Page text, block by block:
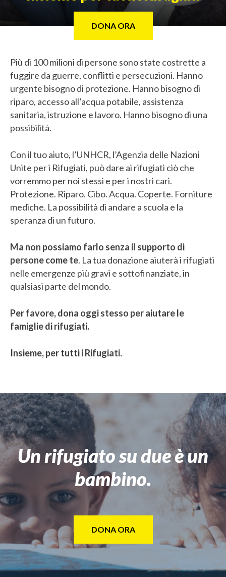
DONA ORA
Più di 100 milioni di persone sono state costrette a
fuggire da guerre, conflitti e persecuzioni. Hanno
urgente bisogno di protezione. Hanno bisogno di
riparo, accesso all’acqua potabile, assistenza
sanitaria, istruzione e lavoro. Hanno bisogno di una
possibilità.
Con il tuo aiuto, l’UNHCR, l’Agenzia delle Nazioni
Unite per i Rifugiati, può dare ai rifugiati ciò che
vorremmo per noi stessi e per i nostri cari.
Protezione. Riparo. Cibo. Acqua. Coperte. Forniture
mediche. La possibilità di andare a scuola e la
speranza di un futuro.
Ma non possiamo farlo senza il supporto di
persone come te. La tua donazione aiuterà i rifugiati
nelle emergenze più gravi e sottofinanziate, in
qualsiasi parte del mondo.
Per favore, dona oggi stesso per aiutare le
famiglie di rifugiati.
Insieme, per tutti i Rifugiati.
Un rifugiato su due è un
bambino.
DONA ORA